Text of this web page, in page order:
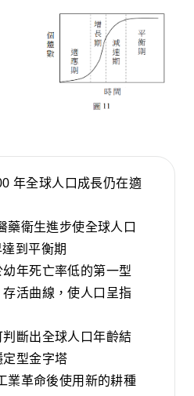
年全球人口成長仍在適
藥衛生進步使全球人口
到平衡期
幼年死亡率低的第一型
存活曲線，使人口呈指
判斷出全球人口年齡結
定型金字塔
業革命後使用新的耕種